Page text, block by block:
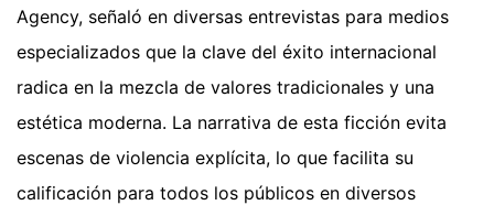
Agency, señaló en diversas entrevistas para medios
especializados que la clave del éxito internacional
radica en la mezcla de valores tradicionales y una
estética moderna. La narrativa de esta ficción evita
escenas de violencia explícita, lo que facilita su
calificación para todos los públicos en diversos